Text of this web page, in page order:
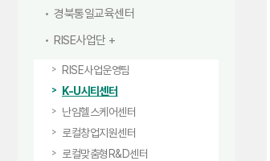
경북통일교육센터
RISE사업단
RISE사업운영팀
K-U시티센터
난임헬스케어센터
로컬창업지원센터
로컬맞춤형R&D센터